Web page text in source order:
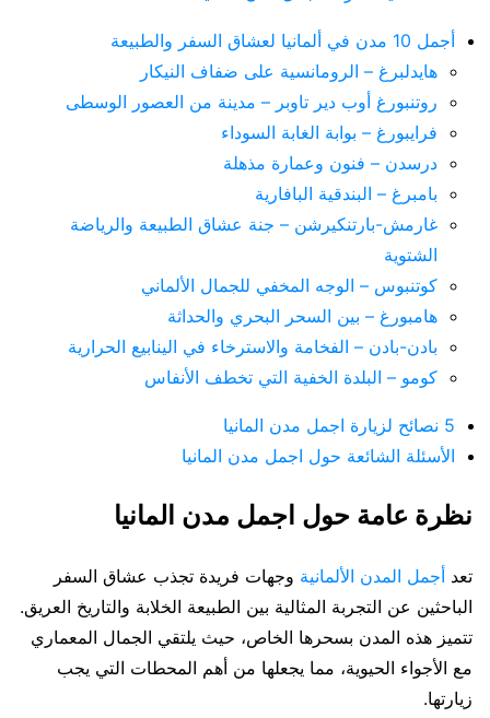
أجمل 10 مدن في ألمانيا لعشاق السفر والطبيعة
هايدلبرغ – الرومانسية على ضفاف النيكار
روتنبورغ أوب دير تاوبر – مدينة من العصور الوسطى
فرايبورغ – بوابة الغابة السوداء
درسدن – فنون وعمارة مذهلة
بامبرغ – البندقية البافارية
غارمش-بارتنكيرشن – جنة عشاق الطبيعة والرياضة
الشتوية
كوتنبوس – الوجه المخفي للجمال الألماني
هامبورغ – بين السحر البحري والحداثة
بادن-بادن – الفخامة والاسترخاء في الينابيع الحرارية
كومو – البلدة الخفية التي تخطف الأنفاس
5 نصائح لزيارة اجمل مدن المانيا
الأسئلة الشائعة حول اجمل مدن المانيا
نظرة عامة حول اجمل مدن المانيا
تعد أجمل المدن الألمانية وجهات فريدة تجذب عشاق السفر
الباحثين عن التجربة المثالية بين الطبيعة الخلابة والتاريخ العريق.
تتميز هذه المدن بسحرها الخاص، حيث يلتقي الجمال المعماري
مع الأجواء الحيوية، مما يجعلها من أهم المحطات التي يجب
زيارتها.